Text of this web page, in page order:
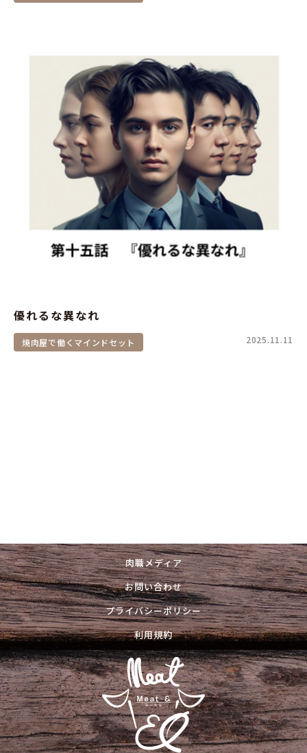
優れるな異なれ
焼肉屋で働くマインドセット 2025.11.11
肉職メディア
お問い合わせ
プライバシーポリシー
利用規約